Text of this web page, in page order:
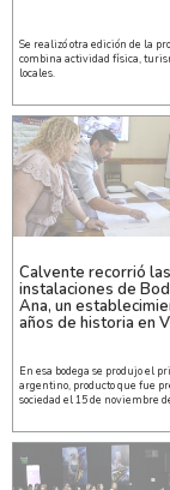
Se realizó otra edición de la
combina actividad física,
locales.
Calvente recorrió las
instalaciones de
Ana, un
años de historia en
En esa bodega se produjo el
argentino, producto que fue
sociedad el 15 de noviembre